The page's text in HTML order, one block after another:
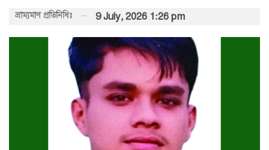
ভ্রাম্যমাণ প্রতিনিধিঃ 9 July, 2026 1:26 pm